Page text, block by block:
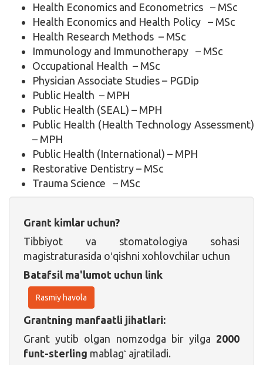
Health Economics and Econometrics – MSc
Health Economics and Health Policy – MSc
Health Research Methods – MSc
Immunology and Immunotherapy – MSc
Occupational Health – MSc
Physician Associate Studies – PGDip
Public Health – MPH
Public Health (SEAL) – MPH
Public Health (Health Technology Assessment)
– MPH
Public Health (International) – MPH
Restorative Dentistry – MSc
Trauma Science – MSc
Grant kimlar uchun?
Tibbiyot va stomatologiya sohasi
magistraturasida oʻqishni xohlovchilar uchun
Batafsil ma'lumot uchun link
Rasmiy havola
Grantning manfaatli jihatlari:
Grant yutib olgan nomzodga bir yilga 2000
funt-sterling mablagʻ ajratiladi.